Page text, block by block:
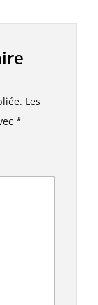
Les
*